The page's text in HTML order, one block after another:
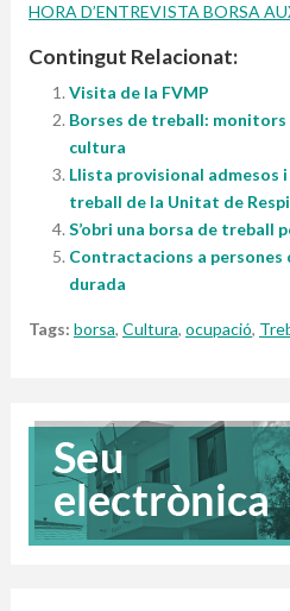
HORA D’ENTREVISTA BORSA
Contingut Relacionat:
Visita de la FVMP
Borses de treball:
cultura
Llista provisional admesos
treball de la Unitat de
S’obri una borsa de treball
Contractacions a persones
durada
Tags: borsa, Cultura, ocupació,